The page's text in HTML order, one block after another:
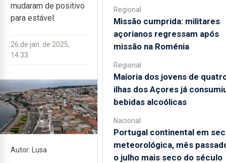
mudaram de positivo
para estável.
26 de jan. de 2025,
14:33
Autor: Lusa
Regional
Missão cumprida: militares
açorianos regressam após
missão na Roménia
Regional
Maioria dos jovens de
ilhas dos Açores já
bebidas alcoólicas
Nacional
Portugal continental em
meteorológica, mês
o julho mais seco do século